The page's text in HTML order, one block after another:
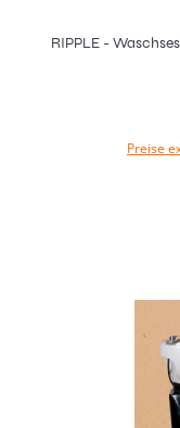
RIPPLE -
Preise